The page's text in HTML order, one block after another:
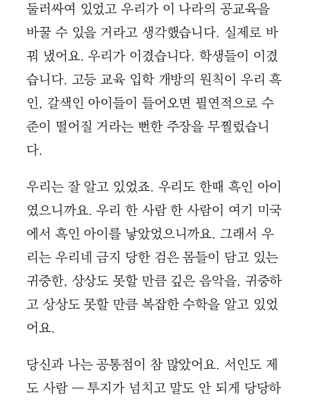
둘러싸여 있었고 우리가 이 나라의 공교육을
바꿀 수 있을 거라고 생각했습니다. 실제로 바
꿔 냈어요. 우리가 이겼습니다. 학생들이 이겼
습니다. 고등 교육 입학 개방의 원칙이 우리 흑
인, 갈색인 아이들이 들어오면 필연적으로 수
준이 떨어질 거라는 뻔한 주장을 무찔렀습니
다.
우리는 잘 알고 있었죠. 우리도 한때 흑인 아이
였으니까요. 우리 한 사람 한 사람이 여기 미국
에서 흑인 아이를 낳았었으니까요. 그래서 우
리는 우리네 금지 당한 검은 몸들이 담고 있는
귀중한, 상상도 못할 만큼 깊은 음악을, 귀중하
고 상상도 못할 만큼 복잡한 수학을 알고 있었
어요.
당신과 나는 공통점이 참 많았어요. 서인도 제
도 사람 ― 투지가 넘치고 말도 안 되게 당당하